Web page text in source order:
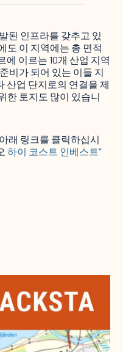
된 인프라를 갖추고 있
도 이 지역에는 총 면적
에 이르는 10개 산업 지역
비가 되어 있는 이들 지
산업 단지로의 연결을 제
한 토지도 많이 있습니
래 링크를 클릭하십시
하이 코스트 인베스트”